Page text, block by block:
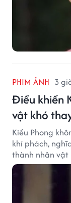
PHIM ẢNH 3
Điều khiến
vật khó
Kiều Phong
khí phách,
thành nhân vật